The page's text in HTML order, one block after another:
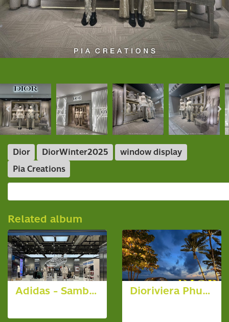
Dior DiorWinter2025
window display
Pia Creations
Related album
Adidas - Samba @ Emsphere Dioriviera Phuket